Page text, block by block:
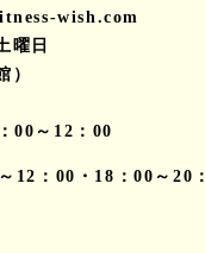
wish.com
曜日
）
00～12：00
12：00・18：00～20